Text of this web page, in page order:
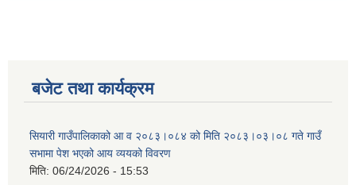
बजेट तथा कार्यक्रम
सियारी गाउँपालिकाको आ व २०८३।०८४ को मिति २०८३।०३।०८ गते गाउँ
सभामा पेश भएको आय व्ययको विवरण
मिति: 06/24/2026 - 15:53